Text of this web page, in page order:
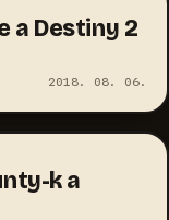
a Destiny 2
2018. 08. 06.
k a